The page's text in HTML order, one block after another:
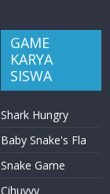
GAME
KARYA
SISWA
Shark Hungry
Baby Snake's Fla
Snake Game
Cihuyyy